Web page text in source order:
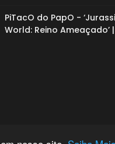
PiTacO do PapO -
World: Reino Ameaçado’ |